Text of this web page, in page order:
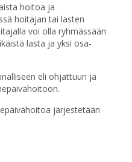
hoitoa ja
hoitajan tai lasten
voi olla ryhmässään
lasta ja yksi osa-
eli ohjattuun ja
järjestetään